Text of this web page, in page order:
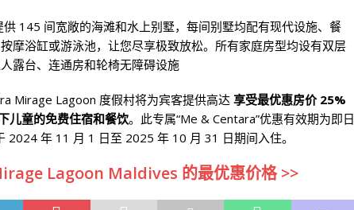
供 145 间宽敞的海滩和水上别墅，每间别墅均配有现代设施、餐
摩浴缸或游泳池，让您尽享极致放松。所有家庭房型均设有双层
露台、连通房和轮椅无障碍设施
Mirage Lagoon 度假村将为宾客提供高达 享受最优惠房价 25%
儿童的免费住宿和餐饮。此专属“Me & Centara”优惠有效期为即日
年 11 月 1 日至 2025 年 10 月 31 日期间入住。
Lagoon Maldives 的最优惠价格 >>